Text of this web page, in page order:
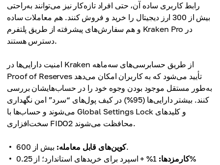
رابط کاربری ساده آن، حتی افراد تازه‌کار نیز می‌توانند به‌راحتی
بیش از 300 ارز دیجیتال را خرید و فروش کنند. هم معاملات ساده
و هم سفارش‌های پیشرفته از طریق پلتفرم Kraken Pro در
دسترس هستند.
امنیت دارایی‌ها در Kraken از طریق حسابرسی‌های سه‌ماهه
Proof of Reserves تأیید می‌شود که به کاربران امکان می‌دهد
به‌طور مستقل موجود بودن وجوه خود را در حساب‌هایشان بررسی
کنند. بیشتر دارایی‌ها (95%) در کیف پول‌های “سرد” امن نگهداری
می‌شوند و حساب‌ها با Global Settings Lock و کلیدهای
سخت‌افزاری FIDO2 محافظت می‌شوند.
کوین‌های قابل معامله:بیش از 600.
کارمزدها:
1% + اسپرد برای خریدهای استاندارد؛ از 0.25%